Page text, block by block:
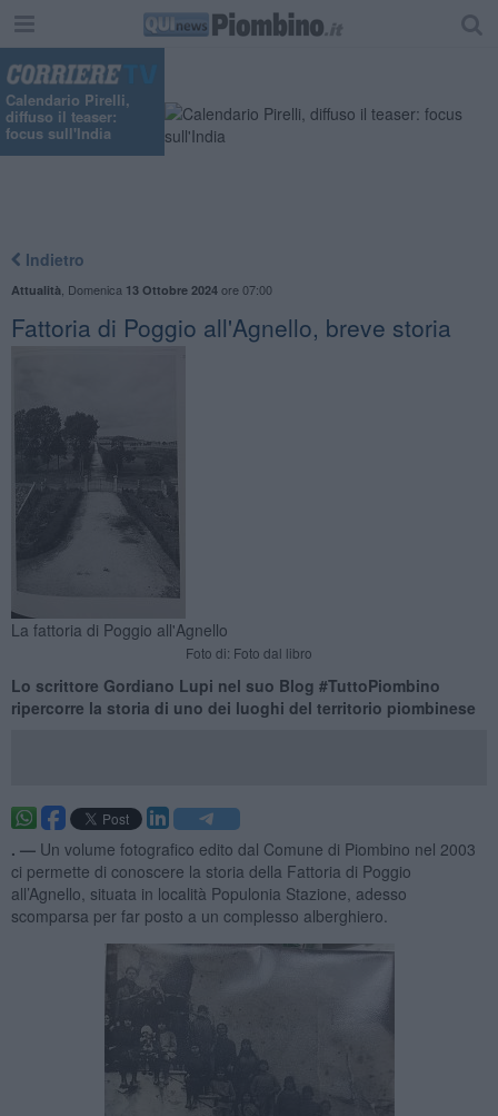
Calendario Pirelli,
diffuso il teaser:
focus sull'India
Indietro
Attualità Domenica 13 Ottobre 2024ore 07:00
Fattoria di Poggio all'Agnello, breve storia
La fattoria di Poggio all'Agnello
Foto di: Foto dal libro
Lo scrittore Gordiano Lupi nel suo Blog #TuttoPiombino
ripercorre la storia di uno dei luoghi del territorio piombinese
. — Un volume fotografico edito dal Comune di Piombino nel 2003
ci permette di conoscere la storia della Fattoria di Poggio
all’Agnello, situata in località Populonia Stazione, adesso
scomparsa per far posto a un complesso alberghiero.